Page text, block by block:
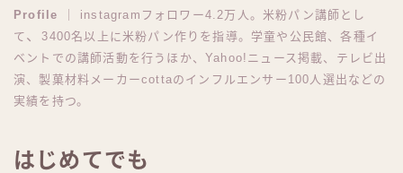
Profile ｜ instagramフォロワー4.2万人。米粉パン講師とし
て 、
3400名以上に米粉パン作りを指導。学童や公民館、各種イ
ベントでの講師活動を行うほか、Yahoo!ニュース掲載、テレビ出
演、製菓材料メーカーcottaのインフルエンサー100人選出などの
実績を持つ。
はじめてでも